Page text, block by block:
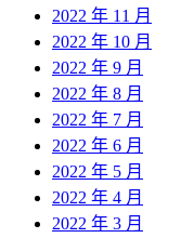
2022 年 11 月
2022 年 10 月
2022 年 9 月
2022 年 8 月
2022 年 7 月
2022 年 6 月
2022 年 5 月
2022 年 4 月
2022 年 3 月